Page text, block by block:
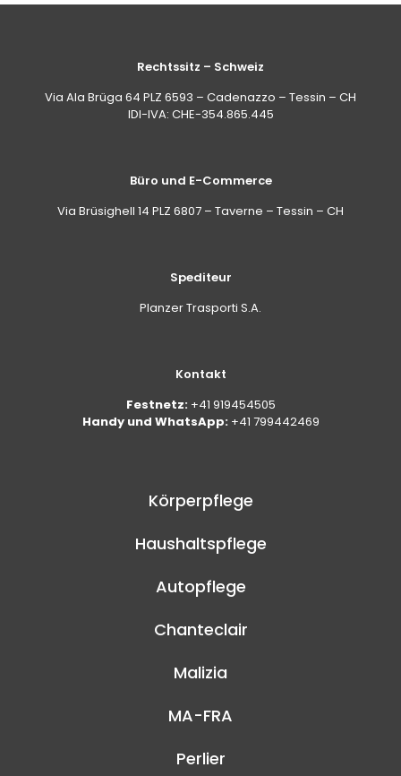
Rechtssitz – Schweiz
Via Ala Brüga 64 PLZ 6593 – Cadenazzo – Tessin – CH
IDI-IVA: CHE-354.865.445
Büro und E-Commerce
Via Brüsighell 14 PLZ 6807 – Taverne – Tessin – CH
Spediteur
Planzer Trasporti S.A.
Kontakt
Festnetz: +41 919454505
Handy und WhatsApp: +41 799442469
Körperpflege
Haushaltspflege
Autopflege
Chanteclair
Malizia
MA-FRA
Perlier